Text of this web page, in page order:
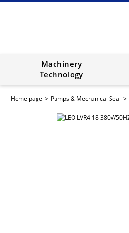
Machinery
Technology
Home page Pumps & Mechanical Seal